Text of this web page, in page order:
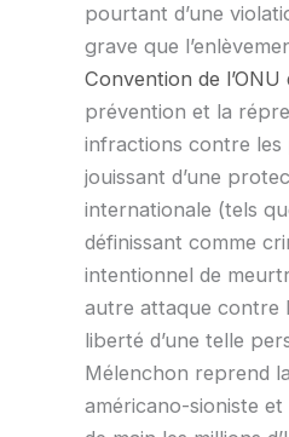
pourtant d’une
grave que
Convention de l’ONU
prévention et la
infractions contre les
jouissant d’une
internationale (tels
définissant comme
intentionnel de
autre attaque contre
liberté d’une telle
Mélenchon reprend
américano-sioniste et